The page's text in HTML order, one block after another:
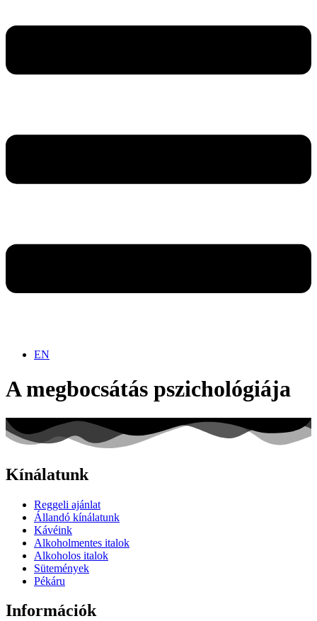
EN
A megbocsátás pszichológiája
Kínálatunk
Reggeli ajánlat
Állandó kínálatunk
Kávéink
Alkoholmentes italok
Alkoholos italok
Sütemények
Pékáru
Információk